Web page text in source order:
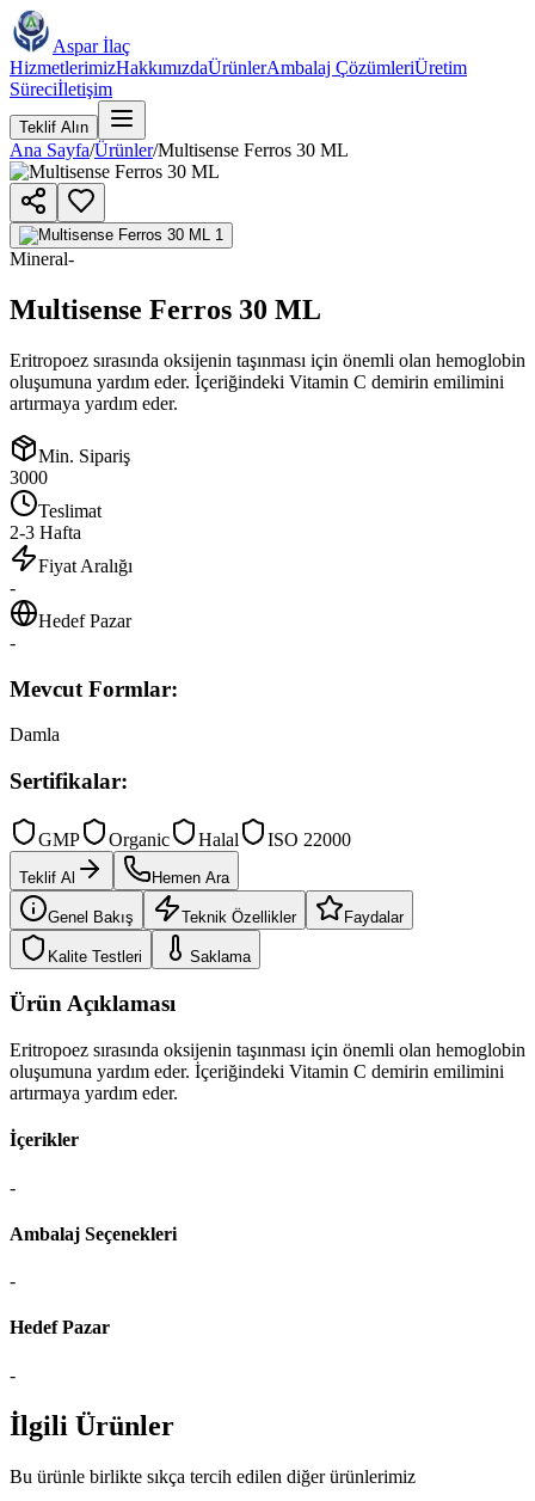
Aspar İlaç
HizmetlerimizHakkımızdaÜrünlerAmbalaj ÇözümleriÜretim
Süreciİletişim
Teklif Alın
Ana Sayfa/Ürünler/Multisense Ferros 30 ML
Mineral-
Multisense Ferros 30 ML
Eritropoez sırasında oksijenin taşınması için önemli olan hemoglobin
oluşumuna yardım eder. İçeriğindeki Vitamin C demirin emilimini
artırmaya yardım eder.
Min. Sipariş
3000
Teslimat
2-3 Hafta
Fiyat Aralığı
-
Hedef Pazar
-
Mevcut Formlar:
Damla
Sertifikalar:
GMP Organic Halal ISO 22000
Teklif Al Hemen Ara
Genel Bakış Teknik Özellikler Faydalar
Kalite Testleri Saklama
Ürün Açıklaması
Eritropoez sırasında oksijenin taşınması için önemli olan hemoglobin
oluşumuna yardım eder. İçeriğindeki Vitamin C demirin emilimini
artırmaya yardım eder.
İçerikler
-
Ambalaj Seçenekleri
-
Hedef Pazar
-
İlgili Ürünler
Bu ürünle birlikte sıkça tercih edilen diğer ürünlerimiz